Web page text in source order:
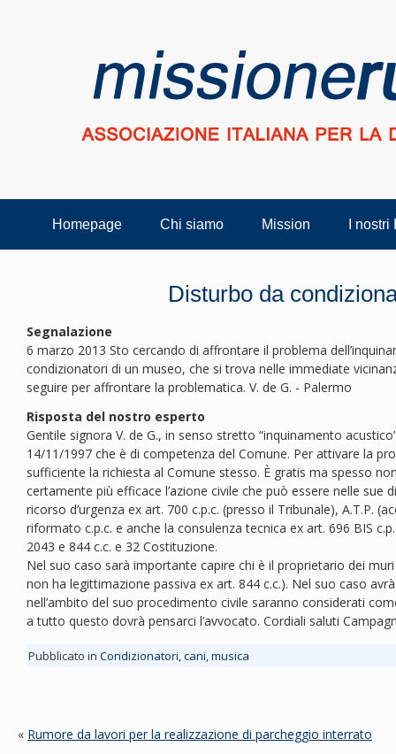
Homepage Chi siamo Mission I
Disturbo da
Segnalazione
6 marzo 2013 Sto cercando di affrontare il problema
condizionatori di un museo, che si trova nelle immediate
seguire per affrontare la problematica. V. de G. - Palermo
Risposta del nostro esperto
Gentile signora V. de G., in senso stretto “inquinamento
14/11/1997 che è di competenza del Comune. Per attivare la
sufficiente la richiesta al Comune stesso. È gratis ma spesso
certamente più efficace l’azione civile che può essere nelle sue
ricorso d’urgenza ex art. 700 c.p.c. (presso il Tribunale), A.T.P.
riformato c.p.c. e anche la consulenza tecnica ex art. 696 BIS
2043 e 844 c.c. e 32 Costituzione.
Nel suo caso sarà importante capire chi è il proprietario dei
non ha legittimazione passiva ex art. 844 c.c.). Nel suo caso
nell’ambito del suo procedimento civile saranno considerati
a tutto questo dovrà pensarci l’avvocato. Cordiali saluti
Pubblicato in Condizionatori, cani, musica
« Rumore da lavori per la realizzazione di parcheggio interrato